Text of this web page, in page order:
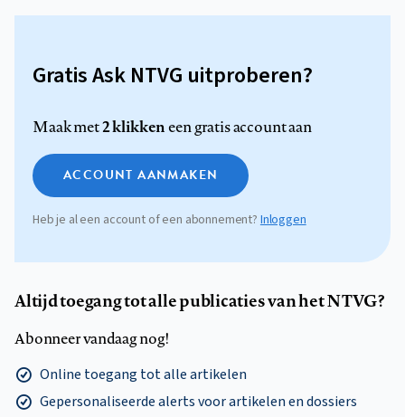
Gratis Ask NTVG uitproberen?
Maak met2 klikkeneen gratis account aan
ACCOUNT AANMAKEN
Heb je al een account of een abonnement? Inloggen
Altijd toegang tot alle publicaties van het NTVG?
Abonneer vandaag nog!
Online toegang tot alle artikelen
Gepersonaliseerde alerts voor artikelen en dossiers